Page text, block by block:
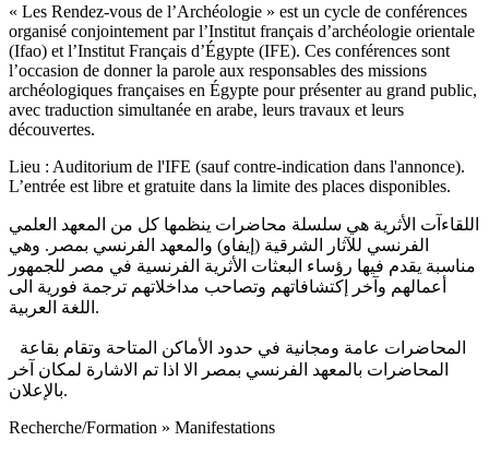
« Les Rendez-vous de l’Archéologie » est un cycle de conférences
organisé conjointement par l’Institut français d’archéologie orientale
(Ifao) et l’Institut Français d’Égypte (IFE). Ces conférences sont
l’occasion de donner la parole aux responsables des missions
archéologiques françaises en Égypte pour présenter au grand public,
avec traduction simultanée en arabe, leurs travaux et leurs
découvertes.
Lieu : Auditorium de l'IFE (sauf contre-indication dans l'annonce).
L’entrée est libre et gratuite dans la limite des places disponibles.
اللقاءآت الأثرية هي سلسلة محاضرات ينظمها كل من المعهد العلمي
الفرنسي للآثار الشرقية (إيفاو) والمعهد الفرنسي بمصر. وهي
مناسبة يقدم فيها رؤساء البعثات الأثرية الفرنسية في مصر للجمهور
أعمالهم وآخر إكتشافاتهم وتصاحب مداخلاتهم ترجمة فورية الى
اللغة العربية.
المحاضرات بالمعهد الفرنسي بمصر الا اذا تم الاشارة لمكان آخر
بالإعلان.
Recherche/Formation » Manifestations